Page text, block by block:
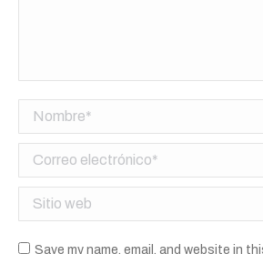
Nombre *
Correo electrónico *
Sitio web
Save my name, email, and website in